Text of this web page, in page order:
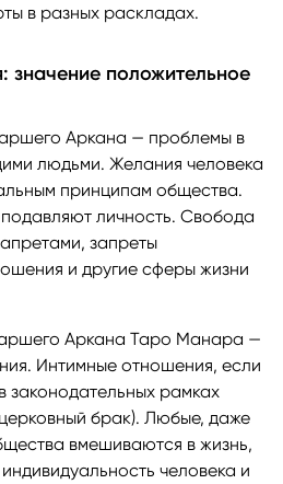
в разных раскладах.
положительное
Аркана — проблемы в
людьми. Желания человека
принципам общества.
личность. Свобода
запреты
и другие сферы жизни
Аркана Таро Манара —
Интимные отношения, если
законодательных рамках
брак). Любые, даже
вмешиваются в жизнь,
человека и